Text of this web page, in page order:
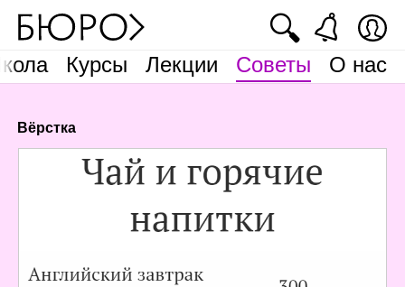
Курсы Лекции Советы О нас
🔍
Вёрстка